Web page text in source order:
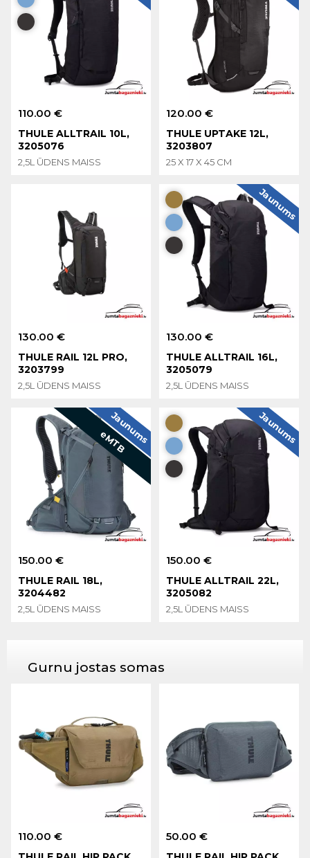
110.00 €
THULE ALLTRAIL 10L,
3205076
2,5L ŪDENS MAISS
120.00 €
THULE UPTAKE 12L,
3203807
25 X 17 X 45 CM
130.00 €
THULE RAIL 12L PRO,
3203799
2,5L ŪDENS MAISS
130.00 €
THULE ALLTRAIL 16L,
3205079
2,5L ŪDENS MAISS
Jaunums
150.00 €
THULE RAIL 18L,
3204482
2,5L ŪDENS MAISS
Jaunums
eMTB
150.00 €
THULE ALLTRAIL 22L,
3205082
2,5L ŪDENS MAISS
Jaunums
Gurnu jostas somas
110.00 € 50.00 €